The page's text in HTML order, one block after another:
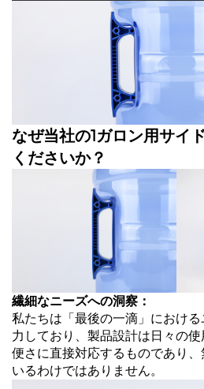
なぜ当社の1ガロン用サイ
くださいか？
繊細なニーズへの洞察：
私たちは「最後の一滴」におけ
力しており、製品設計は日々の
便さに直接対応するものであり
いるわけではありません。